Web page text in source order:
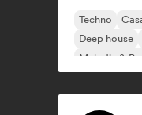
Techno
Deep house
Melodic &